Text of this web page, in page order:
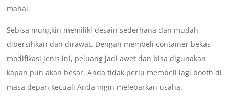
mahal.
Sebisa mungkin memiliki desain sederhana dan mudah
dibersihkan dan dirawat. Dengan membeli container bekas
modifikasi jenis ini, peluang jadi awet dan bisa digunakan
kapan pun akan besar. Anda tidak perlu membeli lagi booth di
masa depan kecuali Anda ingin melebarkan usaha.